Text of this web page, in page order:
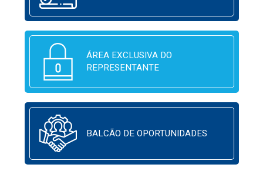
ÁREA EXCLUSIVA DO
REPRESENTANTE
BALCÃO DE OPORTUNIDADES